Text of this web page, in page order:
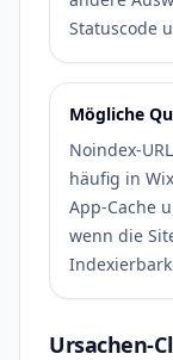
Statuscode
Mögliche
Noindex-
häufig in
App-Cache
wenn die
Ursachen-